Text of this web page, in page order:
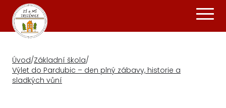
Úvod/Základní škola/
Výlet do Pardubic – den plný zábavy, historie a
sladkých vůní